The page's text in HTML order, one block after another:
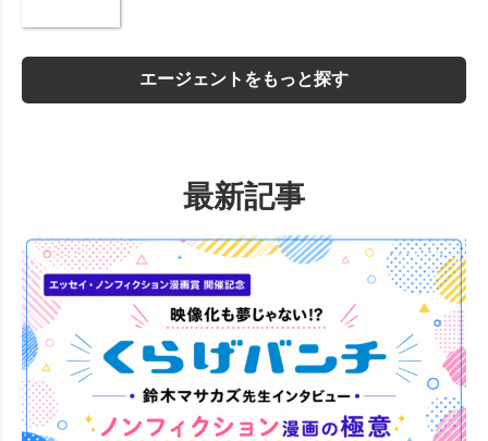
エージェントをもっと探す
最新記事